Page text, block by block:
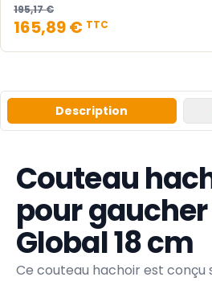
195,17 €
165,89 € TTC
Description
Couteau
pour gaucher
Global 18 cm
Ce couteau hachoir est conçu